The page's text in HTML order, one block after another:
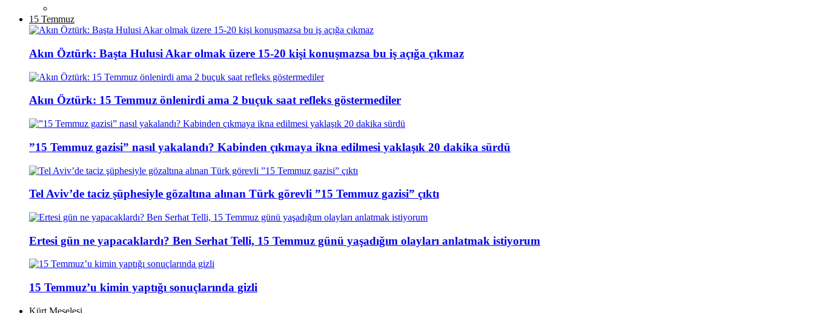
15 Temmuz
Akın Öztürk: Başta Hulusi Akar olmak üzere 15-20 kişi konuşmazsa bu iş açığa çıkmaz
Akın Öztürk: 15 Temmuz önlenirdi ama 2 buçuk saat refleks göstermediler
”15 Temmuz gazisi” nasıl yakalandı? Kabinden çıkmaya ikna edilmesi yaklaşık 20 dakika sürdü
Tel Aviv’de taciz şüphesiyle gözaltına alınan Türk görevli ”15 Temmuz gazisi” çıktı
Ertesi gün ne yapacaklardı? Ben Serhat Telli, 15 Temmuz günü yaşadığım olayları anlatmak istiyorum
15 Temmuz’u kimin yaptığı sonuçlarında gizli
Kürt Meselesi